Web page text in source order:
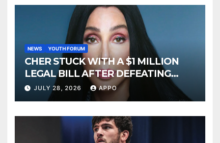
NEWS YOUTH FORUM
CHER STUCK WITH A $1 MILLION
LEGAL BILL AFTER DEFEATING
SONNY BONO’S WIDOW
JULY 28, 2026 APPO